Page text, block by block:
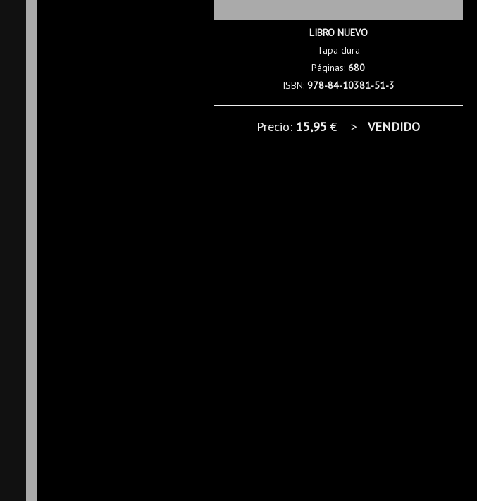
LIBRO NUEVO
Tapa dura
Páginas:680
ISBN: 978-84-10381-51-3
Precio: 15,95 € >VENDIDO